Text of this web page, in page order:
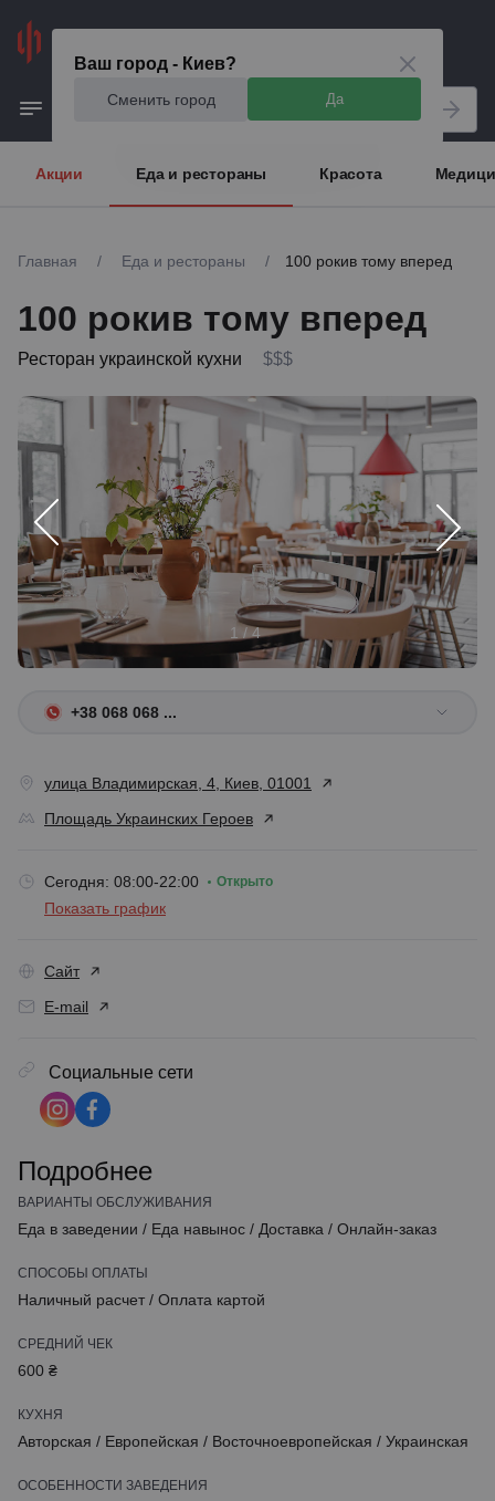
Ваш город - Киев?
Сменить город Да
Акции Еда и рестораны Красота
Главная / Еда и рестораны / 100 рокив тому вперед
100 рокив тому вперед
Ресторан украинской кухни $$$
1 / 4
+38 068 068 ...
улица Владимирская, 4, Киев, 01001
Площадь Украинских Героев
Сегодня: 08:00-22:00 Открыто
Показать график
Сайт
E-mail
Социальные сети
Подробнее
ВАРИАНТЫ ОБСЛУЖИВАНИЯ
Еда в заведении / Еда навынос / Доставка / Онлайн-заказ
СПОСОБЫ ОПЛАТЫ
Наличный расчет / Оплата картой
СРЕДНИЙ ЧЕК
600 ₴
КУХНЯ
Авторская / Европейская / Восточноевропейская / Украинская
ОСОБЕННОСТИ ЗАВЕДЕНИЯ